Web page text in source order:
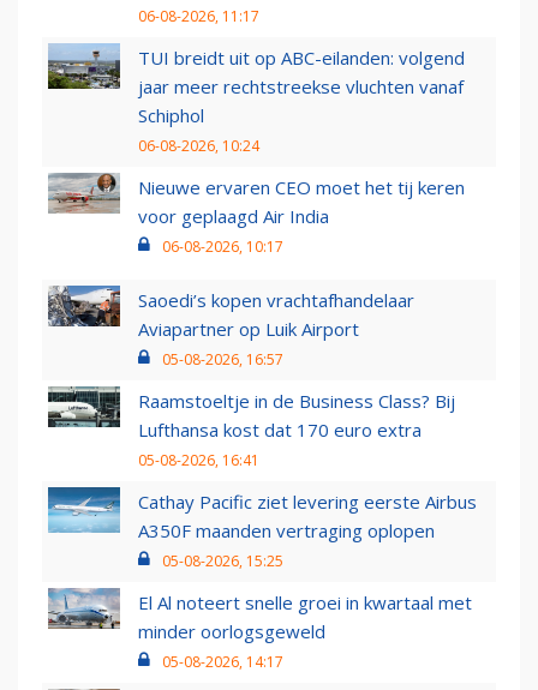
06-08-2026, 11:17
TUI breidt uit op ABC-eilanden: volgend
jaar meer rechtstreekse vluchten vanaf
Schiphol
06-08-2026, 10:24
Nieuwe ervaren CEO moet het tij keren
voor geplaagd Air India
06-08-2026, 10:17
Saoedi’s kopen vrachtafhandelaar
Aviapartner op Luik Airport
05-08-2026, 16:57
Raamstoeltje in de Business Class? Bij
Lufthansa kost dat 170 euro extra
05-08-2026, 16:41
Cathay Pacific ziet levering eerste Airbus
A350F maanden vertraging oplopen
05-08-2026, 15:25
El Al noteert snelle groei in kwartaal met
minder oorlogsgeweld
05-08-2026, 14:17